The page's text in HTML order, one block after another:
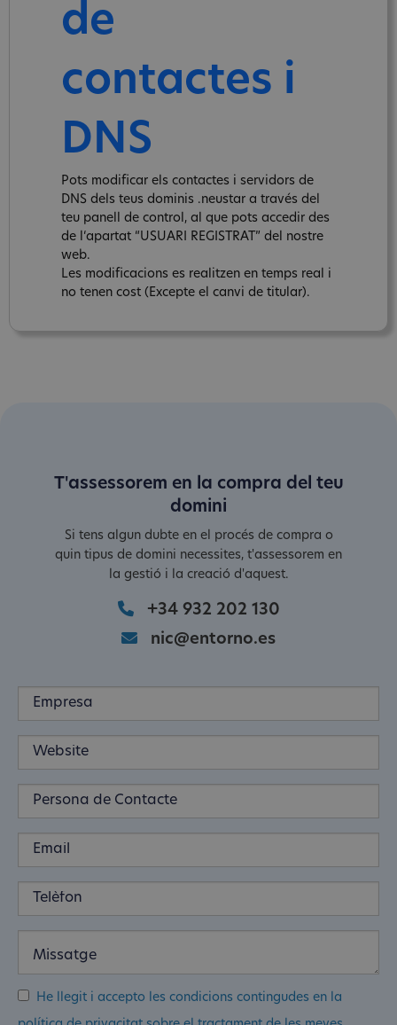
de
contactes i
DNS
Pots modificar els contactes i servidors de
DNS dels teus dominis .neustar a través del
teu panell de control, al que pots accedir des
de l‘apartat “USUARI REGISTRAT” del nostre
web.
Les modificacions es realitzen en temps real i
no tenen cost (Excepte el canvi de titular).
T'assessorem en la compra del teu
domini
Si tens algun dubte en el procés de compra o
quin tipus de domini necessites, t'assessorem en
la gestió i la creació d'aquest.
+34 932 202 130
nic@entorno.es
He llegit i accepto les condicions contingudes en la